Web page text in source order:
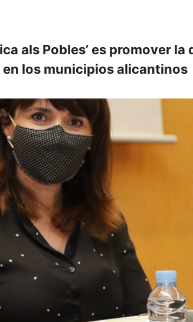
als Pobles’ es promover la
los municipios alicantinos